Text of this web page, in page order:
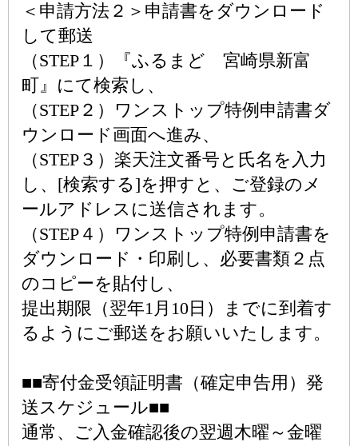
＜申請方法２＞申請書をダウンロード
して郵送
（STEP１）『ふるまど 宮崎県新富
町』にて検索し、
（STEP２）ワンストップ特例申請書ダ
ウンロード画面へ進み、
（STEP３）楽天注文番号と氏名を入力
し、[検索する]を押すと、ご登録のメ
ールアドレスに送信されます。
（STEP４）ワンストップ特例申請書を
ダウンロード・印刷し、必要書類２点
のコピーを貼付し、
提出期限（翌年1月10日）までに到着す
るようにご郵送をお願いいたします。
■■寄付金受領証明書（確定申告用）発
送スケジュール■■
通常、ご入金確認後の翌週木曜～金曜